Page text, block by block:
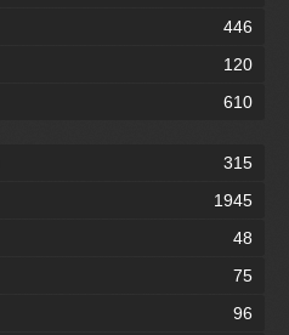
446
120
610
315
1945
48
75
96